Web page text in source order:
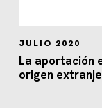
JULIO 2020
La aportación
origen